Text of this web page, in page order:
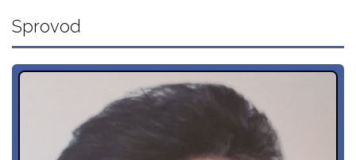
Sprovod